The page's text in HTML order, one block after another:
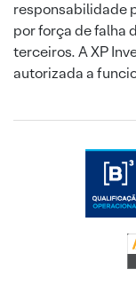
responsabilidade
por força de falha
terceiros. A XP
autorizada a